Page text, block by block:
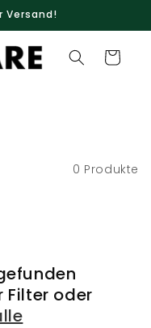
Versand!
Warenkorb
0 Produkte
Filter oder